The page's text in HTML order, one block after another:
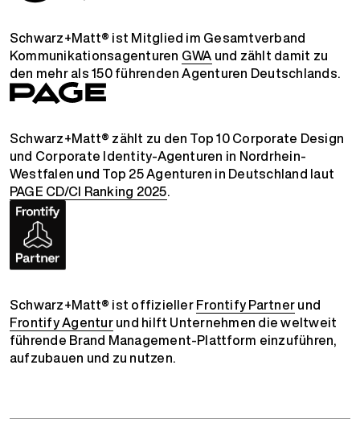
Schwarz+Matt® ist Mitglied im Gesamtverband
Kommunikationsagenturen GWA und zählt damit zu
den mehr als 150 führenden Agenturen Deutschlands.
Schwarz+Matt® zählt zu den Top 10 Corporate Design
und Corporate Identity-Agenturen in Nordrhein-
Westfalen und Top 25 Agenturen in Deutschland laut
PAGE CD/CI Ranking 2025.
Schwarz+Matt® ist offiziellerFrontify Partnerund
Frontify Agenturund hilft Unternehmen die weltweit
führende Brand Management-Plattform einzuführen,
aufzubauen und zu nutzen.